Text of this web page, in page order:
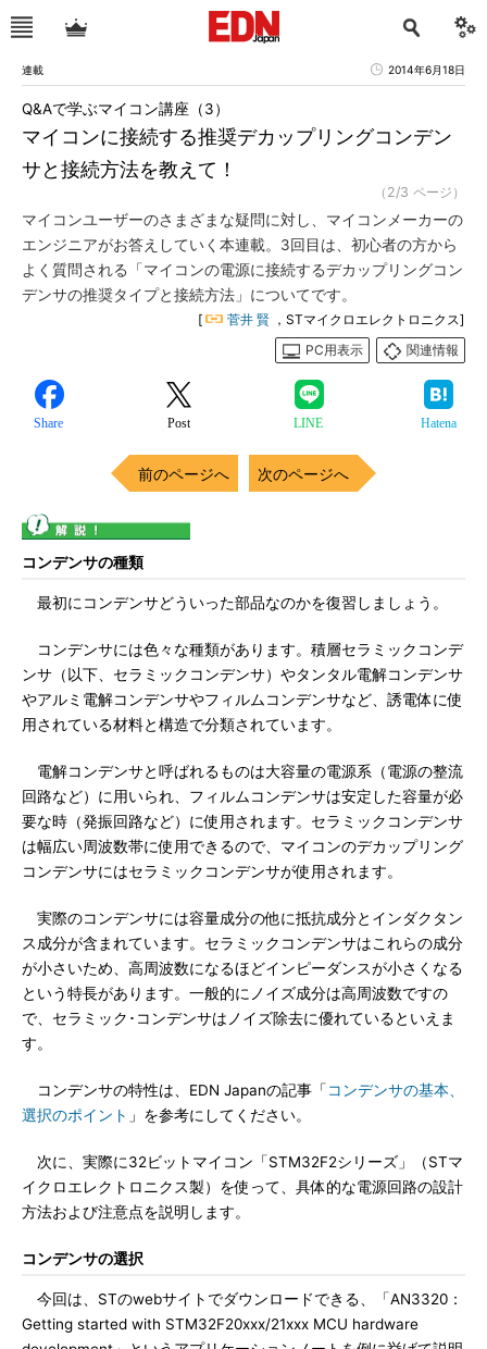
連載 2014年6月18日
マイコンに接続する推奨デカップリングコンデン
サと接続方法を教えて！
Q&Aで学ぶマイコン講座（3）
（2/3 ページ）
マイコンユーザーのさまざまな疑問に対し、マイコンメーカーの
エンジニアがお答えしていく本連載。3回目は、初心者の方から
よく質問される「マイコンの電源に接続するデカップリングコン
デンサの推奨タイプと接続方法」についてです。
[ 菅井 賢 ，STマイクロエレクトロニクス]
PC用表示
関連情報
Share Post LINE Hatena
前のページへ 次のページへ
コンデンサの種類
最初にコンデンサどういった部品なのかを復習しましょう。
コンデンサには色々な種類があります。積層セラミックコンデ
ンサ（以下、セラミックコンデンサ）やタンタル電解コンデンサ
やアルミ電解コンデンサやフィルムコンデンサなど、誘電体に使
用されている材料と構造で分類されています。
電解コンデンサと呼ばれるものは大容量の電源系（電源の整流
回路など）に用いられ、フィルムコンデンサは安定した容量が必
要な時（発振回路など）に使用されます。セラミックコンデンサ
は幅広い周波数帯に使用できるので、マイコンのデカップリング
コンデンサにはセラミックコンデンサが使用されます。
実際のコンデンサには容量成分の他に抵抗成分とインダクタン
ス成分が含まれています。セラミックコンデンサはこれらの成分
が小さいため、高周波数になるほどインピーダンスが小さくなる
という特長があります。一般的にノイズ成分は高周波数ですの
で、セラミック･コンデンサはノイズ除去に優れているといえま
す。
コンデンサの特性は、EDN Japanの記事「 コンデンサの基本、
選択のポイント 」を参考にしてください。
次に、実際に32ビットマイコン「STM32F2シリーズ」（STマ
イクロエレクトロニクス製）を使って、具体的な電源回路の設計
方法および注意点を説明します。
コンデンサの選択
今回は、STのwebサイトでダウンロードできる、「AN3320：
Getting started with STM32F20xxx/21xxx MCU hardware